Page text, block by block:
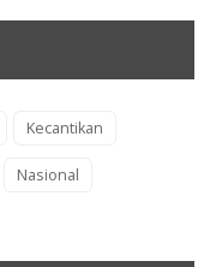
Kecantikan
Nasional